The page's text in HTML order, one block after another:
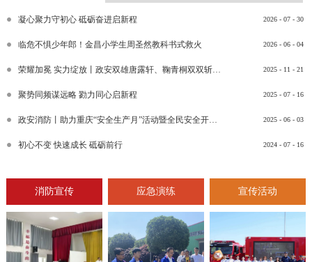
2026 - 07 - 30
凝心聚力守初心 砥砺奋进启新程
2026 - 06 - 04
临危不惧少年郎！金昌小学生周圣然教科书式救火
2025 - 11 - 21
荣耀加冕 实力绽放丨政安双雄唐露轩、鞠青桐双双斩获“渝消蓝盾讲师团金牌讲师”比武竞赛决赛大奖
2025 - 07 - 16
聚势同频谋远略 勠力同心启新程
2025 - 06 - 03
政安消防丨助力重庆“安全生产月”活动暨全民安全开放日活动
2024 - 07 - 16
初心不变 快速成长 砥砺前行
消防宣传 应急演练 宣传活动